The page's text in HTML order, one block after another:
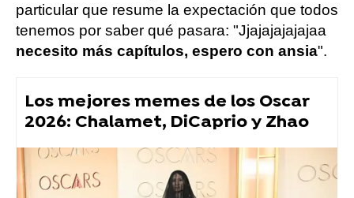
particular que resume la expectación que todos
tenemos por saber qué pasara: "Jjajajajajajaa
necesito más capítulos, espero con ansia".
Los mejores memes de los Oscar
2026: Chalamet, DiCaprio y Zhao
tiktok Vídeo viral